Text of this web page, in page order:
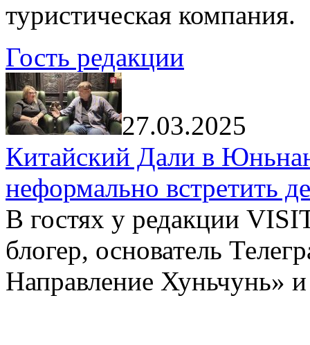
туристическая компания.
Гость редакции
27.03.2025
Китайский Дали в
неформально встретить
В гостях у редакции
блогер, основатель
Направление Хуньчунь»